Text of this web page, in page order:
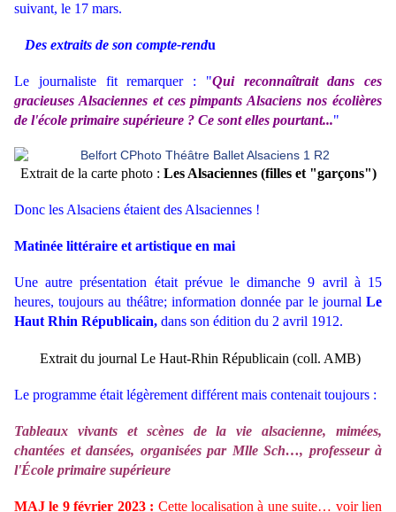
suivant, le 17 mars.
Des extraits de son compte-rendu
Le journaliste fit remarquer : "Qui reconnaîtrait dans ces
gracieuses Alsaciennes et ces pimpants Alsaciens nos écolières
de l'école primaire supérieure ? Ce sont elles pourtant..."
Extrait de la carte photo : Les Alsaciennes (filles et "garçons")
Donc les Alsaciens étaient des Alsaciennes !
Matinée littéraire et artistique en mai
Une autre présentation était prévue le dimanche 9 avril à 15
heures, toujours au théâtre; information donnée par le journal Le
Haut Rhin Républicain, dans son édition du 2 avril 1912.
Extrait du journal Le Haut-Rhin Républicain (coll. AMB)
Le programme était légèrement différent mais contenait toujours :
Tableaux vivants et scènes de la vie alsacienne, mimées,
chantées et dansées, organisées par Mlle Sch…, professeur à
l'École primaire supérieure
MAJ le 9 février 2023 : Cette localisation à une suite… voir lien